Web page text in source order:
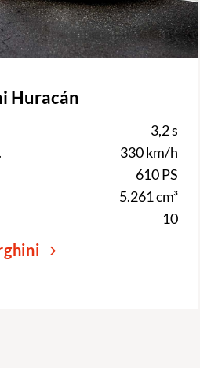
Huracán
3,2 s
330 km/h
610 PS
5.261 cm³
10